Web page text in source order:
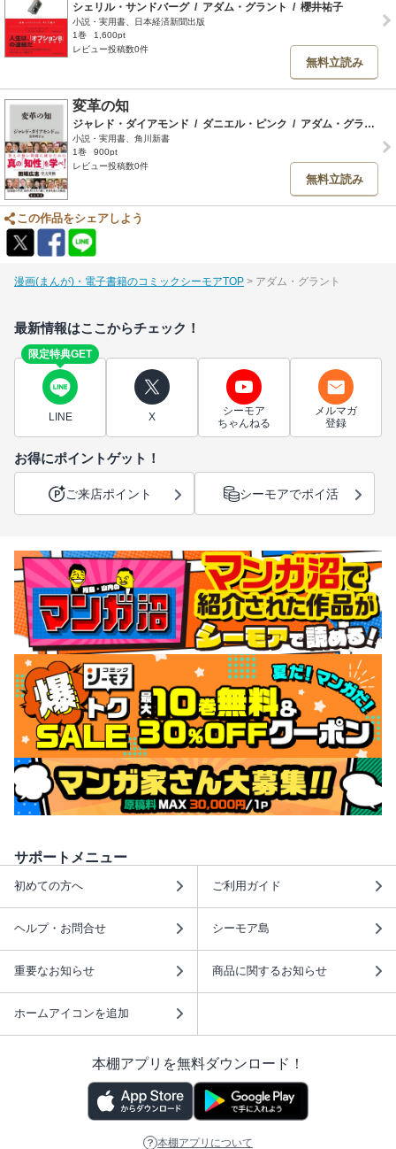
シェリル・サンドバーグ / アダム・グラント / 櫻井祐子
小説・実用書、日本経済新聞出版
1巻
1,600pt
レビュー投稿数0件
無料立読み
変革の知
ジャレド・ダイアモンド / ダニエル・ピンク / アダム・グラント
小説・実用書、角川新書
1巻
900pt
レビュー投稿数0件
無料立読み
この作品をシェアしよう
漫画(まんが)・電子書籍のコミックシーモアTOP アダム・グラント
最新情報はここからチェック！
限定特典GET
LINE X
シーモア
ちゃんねる
メルマガ
登録
お得にポイントゲット！
ご来店ポイント シーモアでポイ活
サポートメニュー
初めての方へ ご利用ガイド
ヘルプ・お問合せ シーモア島
重要なお知らせ 商品に関するお知らせ
ホームアイコンを追加
本棚アプリを無料ダウンロード！
本棚アプリについて